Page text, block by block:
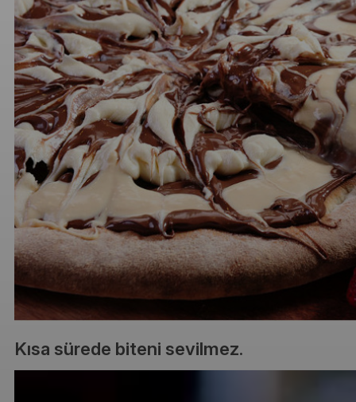
Kısa sürede biteni sevilmez.